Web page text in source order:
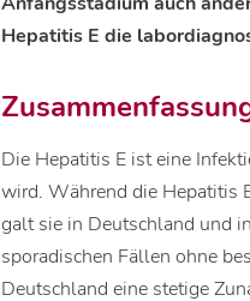
Hepatitis E die
Die Hepatitis E ist eine
wird. Während die Hepatitis
galt sie in Deutschland und
sporadischen Fällen ohne
Deutschland eine stetige